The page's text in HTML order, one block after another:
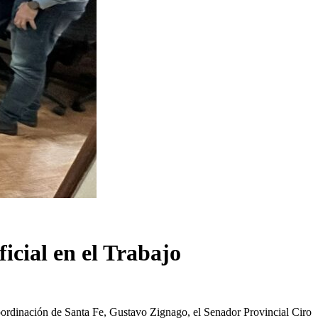
en el Trabajo
de Santa Fe, Gustavo Zignago, el Senador Provincial Ciro